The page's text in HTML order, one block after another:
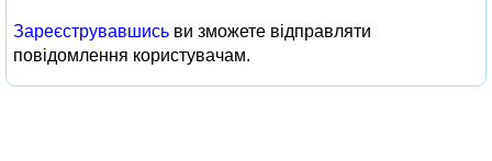
Зареєструвавшись ви зможете відправляти
повідомлення користувачам.